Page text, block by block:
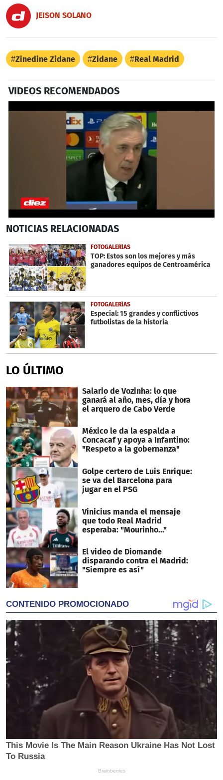
JEISON SOLANO
Zinedine Zidane Zidane Real Madrid
VIDEOS RECOMENDADOS
seconds
28
seconds
NOTICIAS RELACIONADAS
FOTOGALERÍAS
TOP: Estos son los mejores y más
ganadores equipos de Centroamérica
FOTOGALERÍAS
Especial: 15 grandes y conflictivos
futbolistas de la historia
LO ÚLTIMO
Salario de Vozinha: lo que
ganará al año, mes, día y hora
el arquero de Cabo Verde
México le da la espalda a
Concacaf y apoya a Infantino:
"Respeto a la gobernanza"
Golpe certero de Luis Enrique:
se va del Barcelona para
jugar en el PSG
Vinicius manda el mensaje
que todo Real Madrid
esperaba: "Mourinho..."
El video de Diomande
disparando contra el Madrid:
"Siempre es así"